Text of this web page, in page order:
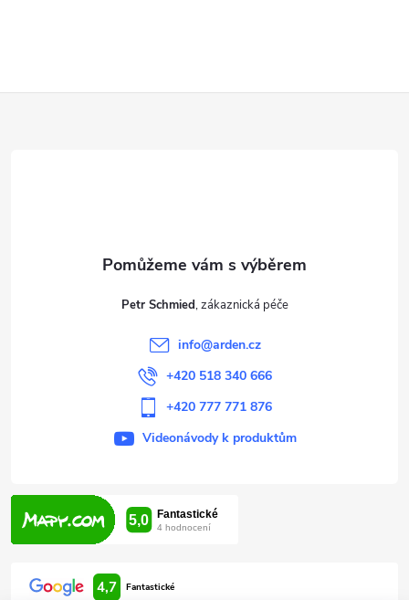
Petr Schmied
info@arden.cz
+420 518 340 666
+420 777 771 876
Videonávody k produktům
4,7 Fantastické